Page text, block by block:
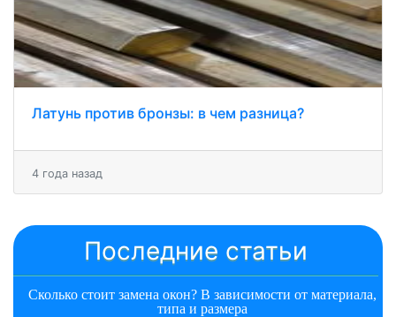
Латунь против бронзы: в чем разница?
4 года назад
Последние статьи
Сколько стоит замена окон? В зависимости от материала,
типа и размера